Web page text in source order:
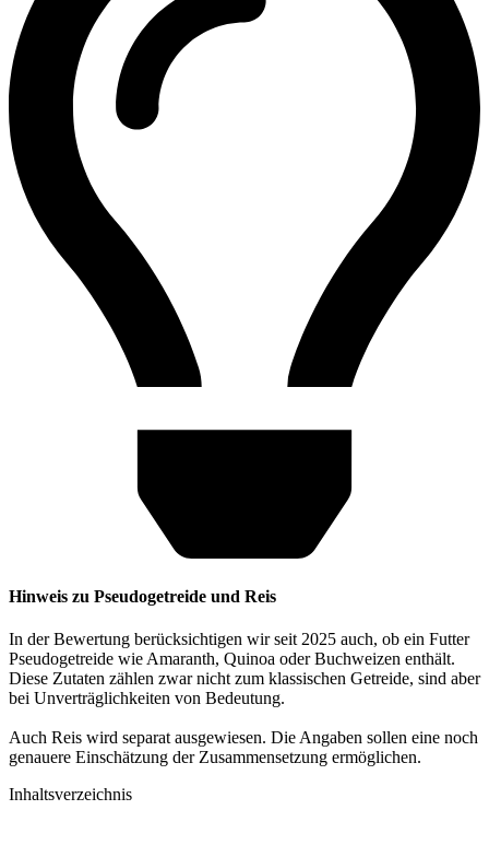
Hinweis zu Pseudogetreide und Reis
In der Bewertung berücksichtigen wir seit 2025 auch, ob ein Futter
Pseudogetreide wie Amaranth, Quinoa oder Buchweizen enthält.
Diese Zutaten zählen zwar nicht zum klassischen Getreide, sind aber
bei Unverträglichkeiten von Bedeutung.
Auch Reis wird separat ausgewiesen. Die Angaben sollen eine noch
genauere Einschätzung der Zusammensetzung ermöglichen.
Inhaltsverzeichnis​